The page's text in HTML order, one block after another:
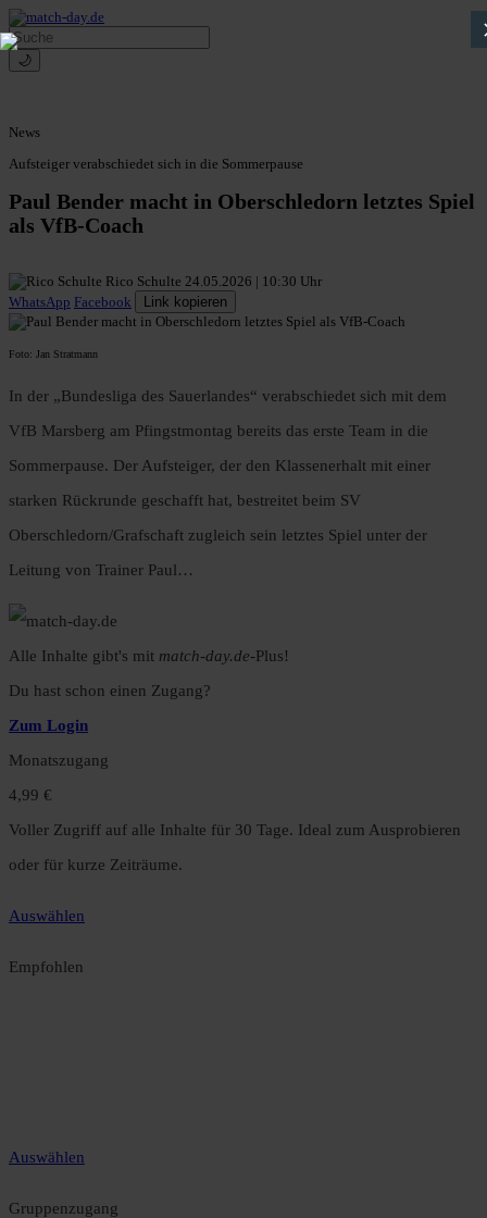
🌙
News
Aufsteiger verabschiedet sich in die Sommerpause
Paul Bender macht in Oberschledorn letztes Spiel
als VfB-Coach
Rico Schulte 24.05.2026 | 10:30 Uhr
WhatsApp Facebook Link kopieren
Foto: Jan Stratmann
In der „Bundesliga des Sauerlandes“ verabschiedet sich mit dem
VfB Marsberg am Pfingstmontag bereits das erste Team in die
Sommerpause. Der Aufsteiger, der den Klassenerhalt mit einer
starken Rückrunde geschafft hat, bestreitet beim SV
Oberschledorn/Grafschaft zugleich sein letztes Spiel unter der
Leitung von Trainer Paul…
Alle Inhalte gibt's mit match-day.de-Plus!
Du hast schon einen Zugang?
Zum Login
Monatszugang
4,99 €
Voller Zugriff auf alle Inhalte für 30 Tage. Ideal zum Ausprobieren
oder für kurze Zeiträume.
Auswählen
Empfohlen
Auswählen
Gruppenzugang